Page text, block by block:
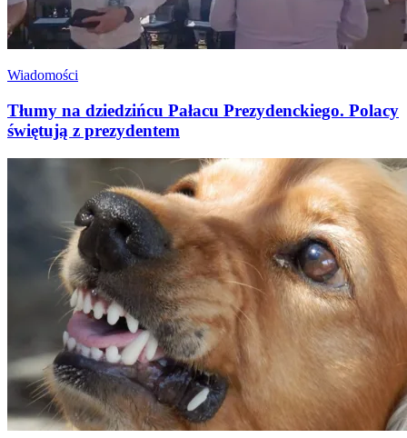
Wiadomości
Tłumy na dziedzińcu Pałacu Prezydenckiego. Polacy
świętują z prezydentem